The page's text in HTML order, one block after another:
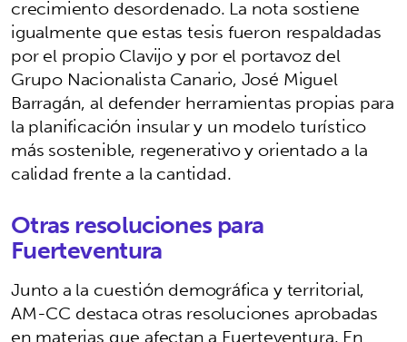
crecimiento desordenado. La nota sostiene
igualmente que estas tesis fueron respaldadas
por el propio Clavijo y por el portavoz del
Grupo Nacionalista Canario, José Miguel
Barragán, al defender herramientas propias para
la planificación insular y un modelo turístico
más sostenible, regenerativo y orientado a la
calidad frente a la cantidad.
Otras resoluciones para
Fuerteventura
Junto a la cuestión demográfica y territorial,
AM-CC destaca otras resoluciones aprobadas